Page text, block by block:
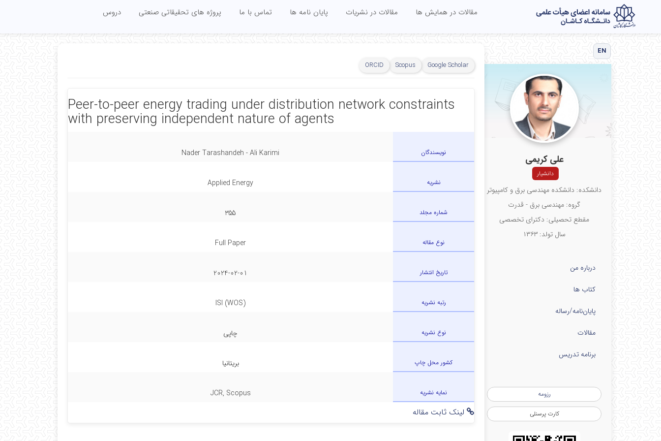
مقالات در همایش ها مقالات در نشریات پایان نامه ها تماس با ما پروژه های تحقیقاتی صنعتی دروس
EN
علی کریمی
دانشیار
دانشکده: دانشکده مهندسی برق و کامپیوتر
گروه: مهندسی برق - قدرت
مقطع تحصیلی: دکترای تخصصی
سال تولد: ۱۳۶۳
درباره من
کتاب ها
پایان‌نامه‌/رساله
مقالات
برنامه تدریس
رزومه
کارت پرسنلی
Google Scholar
Scopus
ORCID
Peer-to-peer energy trading under distribution network constraints
with preserving independent nature of agents
نویسندگان Nader Tarashandeh - Ali Karimi
نشریه Applied Energy
شماره مجلد 355
نوع مقاله Full Paper
تاریخ انتشار 2024-02-01
رتبه نشریه ISI (WOS)
نوع نشریه چاپی
کشور محل چاپ بریتانیا
نمایه نشریه JCR, Scopus
لینک ثابت مقاله